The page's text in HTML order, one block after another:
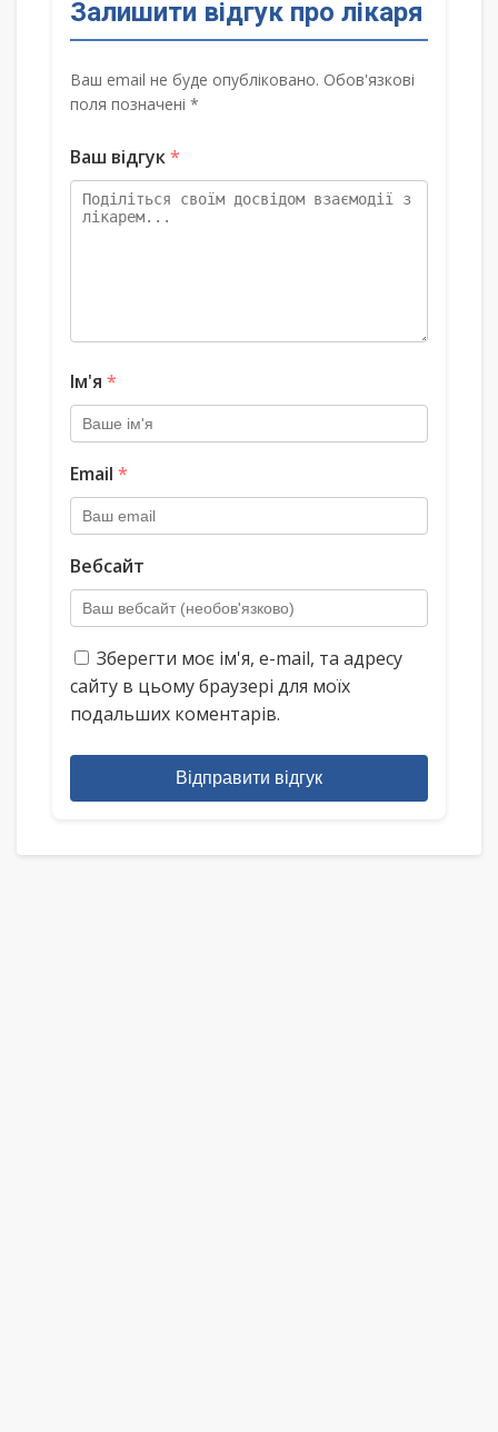
Залишити відгук про лікаря
Ваш email не буде опубліковано. Обов'язкові
поля позначені *
Ваш відгук*
Ім'я *
Email *
Вебсайт
Зберегти моє ім'я, e-mail, та адресу
сайту в цьому браузері для моїх
подальших коментарів.
Відправити відгук